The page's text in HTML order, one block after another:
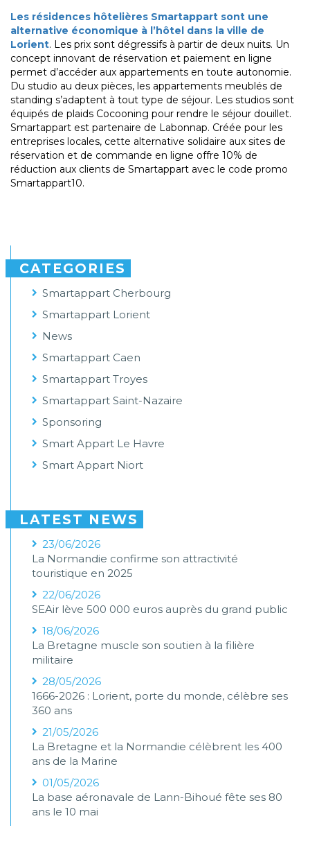
Les résidences hôtelières Smartappart sont une
alternative économique à l’hôtel dans la ville de
Lorient. Les prix sont dégressifs à partir de deux nuits. Un
concept innovant de réservation et paiement en ligne
permet d’accéder aux appartements en toute autonomie.
Du studio au deux pièces, les appartements meublés de
standing s’adaptent à tout type de séjour. Les studios sont
équipés de plaids Cocooning pour rendre le séjour douillet.
Smartappart est partenaire de Labonnap. Créée pour les
entreprises locales, cette alternative solidaire aux sites de
réservation et de commande en ligne offre 10% de
réduction aux clients de Smartappart avec le code promo
Smartappart10.
CATEGORIES
Smartappart Cherbourg
Smartappart Lorient
News
Smartappart Caen
Smartappart Troyes
Smartappart Saint-Nazaire
Sponsoring
Smart Appart Le Havre
Smart Appart Niort
LATEST NEWS
23/06/2026
La Normandie confirme son attractivité
touristique en 2025
22/06/2026
SEAir lève 500 000 euros auprès du grand public
18/06/2026
La Bretagne muscle son soutien à la filière
militaire
28/05/2026
1666-2026 : Lorient, porte du monde, célèbre ses
360 ans
21/05/2026
La Bretagne et la Normandie célèbrent les 400
ans de la Marine
01/05/2026
La base aéronavale de Lann-Bihoué fête ses 80
ans le 10 mai